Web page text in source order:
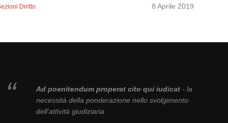
8 Aprile 2019
Diritto
Ad poenitendum properat cito qui iudicat- la
necessità della ponderazione nello svolgimento
dell'attività giudiziaria